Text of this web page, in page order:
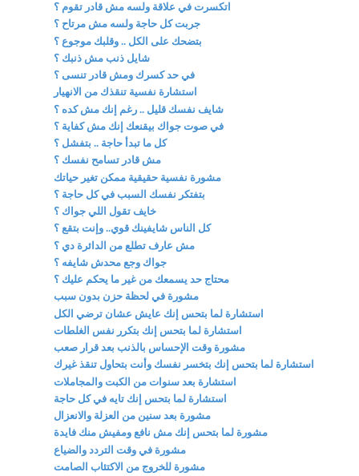
اتكسرت في علاقة ولسه مش قادر تقوم ؟
جربت كل حاجة ولسه مش مرتاح ؟
بتضحك على الكل .. وقلبك موجوع ؟
شايل ذنب مش ذنبك ؟
في حد كسرك ومش قادر تنسى ؟
استشارة نفسية تنقذك من الانهيار
شايف نفسك قليل .. رغم إنك مش كده ؟
في صوت جواك بيقنعك إنك مش كفاية ؟
كل ما تبدأ حاجة .. بتفشل ؟
مش قادر تسامح نفسك ؟
مشورة نفسية حقيقية ممكن تغير حياتك
بتفتكر نفسك السبب في كل حاجة ؟
خايف تقول اللي جواك ؟
كل الناس شايفينك قوي.. وإنت بتقع ؟
مش عارف تطلع من الدائرة دي ؟
جواك وجع محدش شايفه ؟
محتاج حد يسمعك من غير ما يحكم عليك ؟
مشورة في لحظة حزن بدون سبب
استشارة لما بتحس إنك عايش عشان ترضي الكل
استشارة لما بتحس إنك بتكرر نفس الغلطات
مشورة وقت الإحساس بالذنب بعد قرار صعب
استشارة لما بتحس إنك بتخسر نفسك وأنت بتحاول تنقذ غيرك
استشارة بعد سنوات من الكبت والمجاملات
استشارة لما بتحس إنك تايه في كل حاجة
مشورة بعد سنين من العزلة والانعزال
مشورة لما بتحس إنك مش نافع ومفيش منك فايدة
مشورة في وقت التردد والضياع
مشورة للخروج من الاكتئاب الصامت